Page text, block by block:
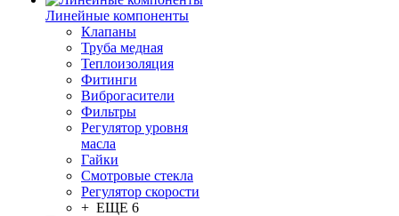
Линейные компоненты
Клапаны
Труба медная
Теплоизоляция
Фитинги
Виброгасители
Фильтры
Регулятор уровня
масла
Гайки
Смотровые стекла
Регулятор скорости
+ ЕЩЕ 6